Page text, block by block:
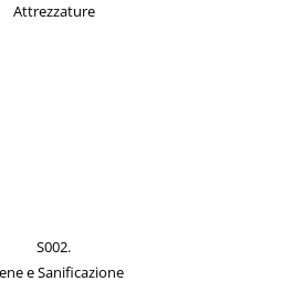
Attrezzature
S002.
e Sanificazione